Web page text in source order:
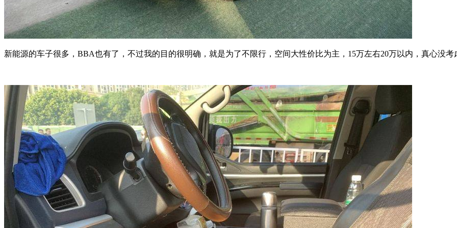
新能源的车子很多，BBA也有了，不过我的目的很明确，就是为了不限行，空间大性价比为主，15万左右20万以内，真心没考